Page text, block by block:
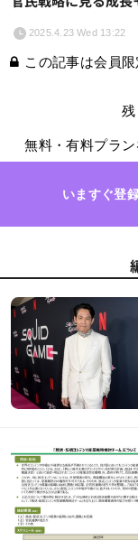
2025.4.23 Wed 13:22
この記事は会員
無料・有料プラ
いますぐ登